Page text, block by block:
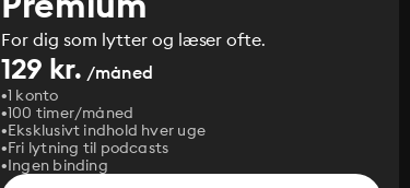
For dig som lytter og læser ofte.
129 kr. /måned
1 konto
100 timer/måned
Eksklusivt indhold hver uge
Fri lytning til podcasts
Ingen binding